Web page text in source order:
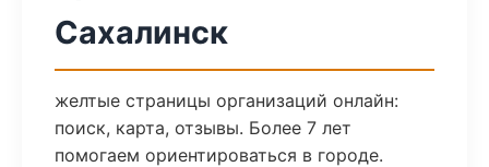
Сахалинск
желтые страницы организаций онлайн:
поиск, карта, отзывы. Более 7 лет
помогаем ориентироваться в городе.